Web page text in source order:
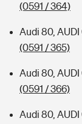
(0591 / 364)
Audi 80,
(0591 / 365)
Audi 80,
(0591 / 366)
Audi 80,